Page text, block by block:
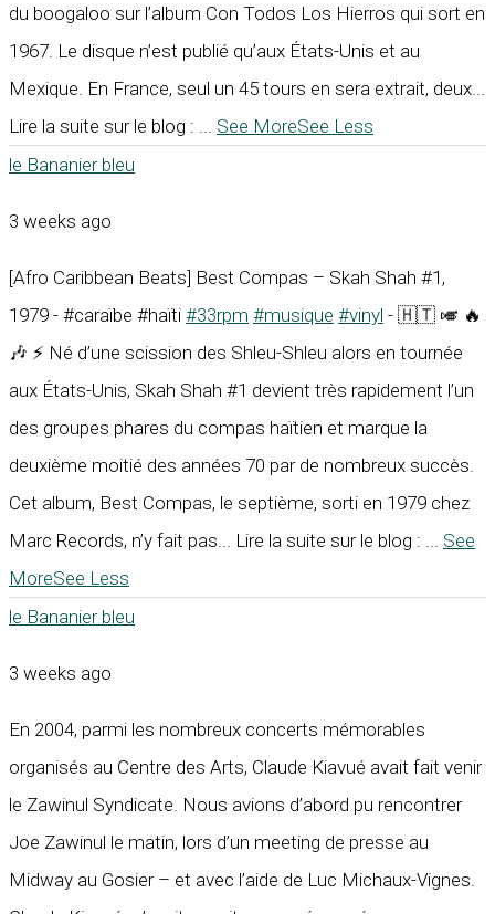
du boogaloo sur l’album Con Todos Los Hierros qui sort en
1967. Le disque n’est publié qu’aux États-Unis et au
Mexique. En France, seul un 45 tours en sera extrait, deux...
Lire la suite sur le blog :
See MoreSee Less
le Bananier bleu
3 weeks ago
[Afro Caribbean Beats] Best Compas – Skah Shah #1,
1979 - #caraïbe #haïti #33rpm #musique #vinyl - 🇭🇹 🎺 🔥
🎶 ⚡ Né d’une scission des Shleu-Shleu alors en tournée
aux États-Unis, Skah Shah #1 devient très rapidement l’un
des groupes phares du compas haïtien et marque la
deuxième moitié des années 70 par de nombreux succès.
Cet album, Best Compas, le septième, sorti en 1979 chez
Marc Records, n’y fait pas... Lire la suite sur le blog :
See
MoreSee Less
le Bananier bleu
3 weeks ago
En 2004, parmi les nombreux concerts mémorables
organisés au Centre des Arts, Claude Kiavué avait fait venir
le Zawinul Syndicate. Nous avions d’abord pu rencontrer
Joe Zawinul le matin, lors d’un meeting de presse au
Midway au Gosier – et avec l’aide de Luc Michaux-Vignes.